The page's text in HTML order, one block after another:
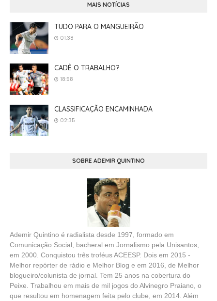
MAIS NOTÍCIAS
TUDO PARA O MANGUEIRÃO
01:38
CADÊ O TRABALHO?
18:58
CLASSIFICAÇÃO ENCAMINHADA
02:35
SOBRE ADEMIR QUINTINO
Ademir Quintino é radialista desde 1997, formado em
Comunicação Social, bacheral em Jornalismo pela Unisantos,
em 2000. Conquistou três troféus ACEESP. Dois em 2015 -
Melhor repórter de rádio e Melhor Blog e em 2016, de Melhor
blogueiro/colunista de jornal. Tem 25 anos na cobertura do
Peixe. Trabalhou em mais de mil jogos do Alvinegro Praiano, o
que resultou em homenagem feita pelo clube, em 2014. Além